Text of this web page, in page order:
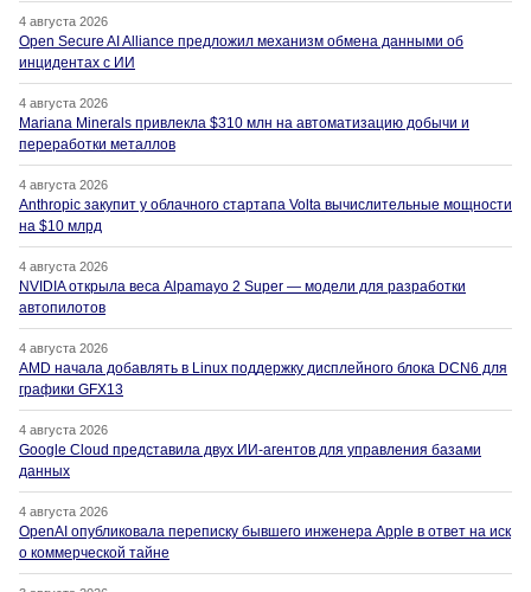
4 августа 2026
Open Secure AI Alliance предложил механизм обмена данными об
инцидентах с ИИ
4 августа 2026
Mariana Minerals привлекла $310 млн на автоматизацию добычи и
переработки металлов
4 августа 2026
Anthropic закупит у облачного стартапа Volta вычислительные мощности
на $10 млрд
4 августа 2026
NVIDIA открыла веса Alpamayo 2 Super — модели для разработки
автопилотов
4 августа 2026
AMD начала добавлять в Linux поддержку дисплейного блока DCN6 для
графики GFX13
4 августа 2026
Google Cloud представила двух ИИ-агентов для управления базами
данных
4 августа 2026
OpenAI опубликовала переписку бывшего инженера Apple в ответ на иск
о коммерческой тайне